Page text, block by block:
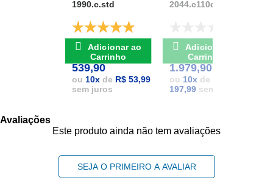
1990.c.std
De: R$ 741,17
POR: R$
539,90
ou 10xde R$ 53,99
sem juros
Adicionar ao
Carrinho
2044.c110d.aqc
De: R$ 2.111,37
POR: R$
1.979,90
ou 10x de
197,99sem juros
Carrinho
Avaliações
Este produto ainda não tem avaliações
SEJA O PRIMEIRO A AVALIAR